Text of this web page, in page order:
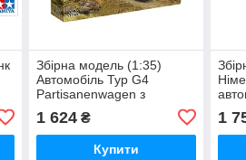
Збірна модель (1:35)
Автомобіль Typ G4
Partisanenwagen з
кулеметним озброєнням
1 624₴
Купити
1